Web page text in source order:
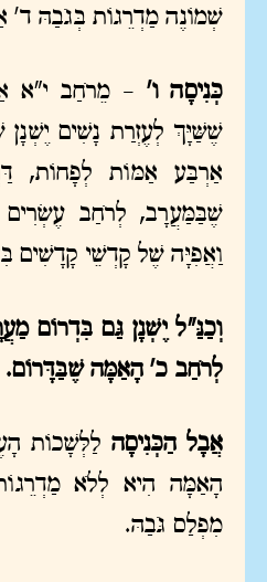
שְׁמוֹנֶה מַדְרֵגוֹת בְּגֹבַהּ ד'
כְּנִיסָה ו' – מֵרֹחַב י"א
שֶׁשַּׁיָּךְ לְעֶזְרַת נָשִׁים
אַרְבַּע אַמּוֹת לְפָחוֹת,
שֶׁבַּמַּעֲרָב, לְרֹחַב
וַאֲפִיָּה שֶׁל קָדְשֵׁי קָדָשִׁים
וְכַנַּ"ל יֶשְׁנָן גַּם בִּדְרוֹם
לְרֹחַב כ' הָאַמָּה שֶׁבַּדָּרוֹם.
אֲבָל הַכְּנִיסָה לַלְּשָׁכוֹת
הָאַמָּה הִיא לְלֹא
מִפְלַס גֹּבַהּ.